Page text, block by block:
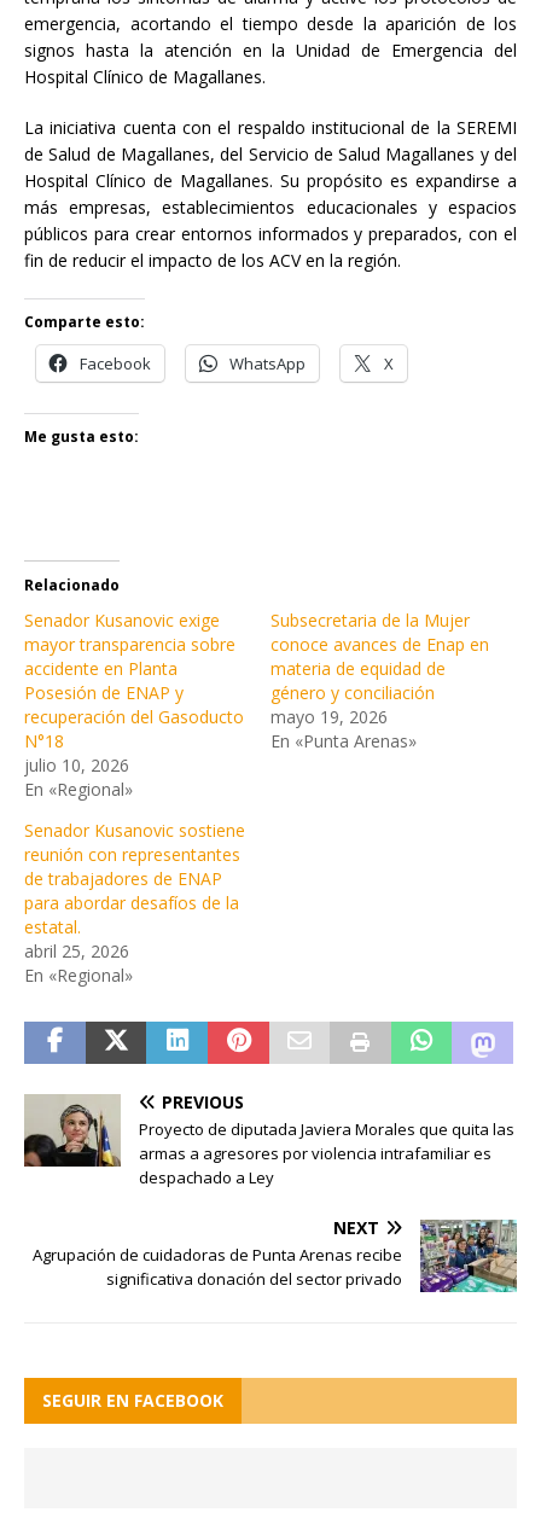
emergencia, acortando el tiempo desde la aparición de los
signos hasta la atención en la Unidad de Emergencia del
Hospital Clínico de Magallanes.
La iniciativa cuenta con el respaldo institucional de la SEREMI
de Salud de Magallanes, del Servicio de Salud Magallanes y del
Hospital Clínico de Magallanes. Su propósito es expandirse a
más empresas, establecimientos educacionales y espacios
públicos para crear entornos informados y preparados, con el
fin de reducir el impacto de los ACV en la región.
Comparte esto:
Facebook WhatsApp X
Me gusta esto:
Relacionado
Senador Kusanovic exige
mayor transparencia sobre
accidente en Planta
Posesión de ENAP y
recuperación del Gasoducto
N°18
julio 10, 2026
En «Regional»
Subsecretaria de la Mujer
conoce avances de Enap en
materia de equidad de
género y conciliación
mayo 19, 2026
En «Punta Arenas»
Senador Kusanovic sostiene
reunión con representantes
de trabajadores de ENAP
para abordar desafíos de la
estatal.
abril 25, 2026
En «Regional»
PREVIOUS
Proyecto de diputada Javiera Morales que quita las
armas a agresores por violencia intrafamiliar es
despachado a Ley
NEXT
Agrupación de cuidadoras de Punta Arenas recibe
significativa donación del sector privado
SEGUIR EN FACEBOOK